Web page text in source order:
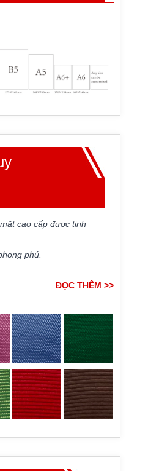
cao cấp được tinh
phú.
ĐỌC THÊM >>